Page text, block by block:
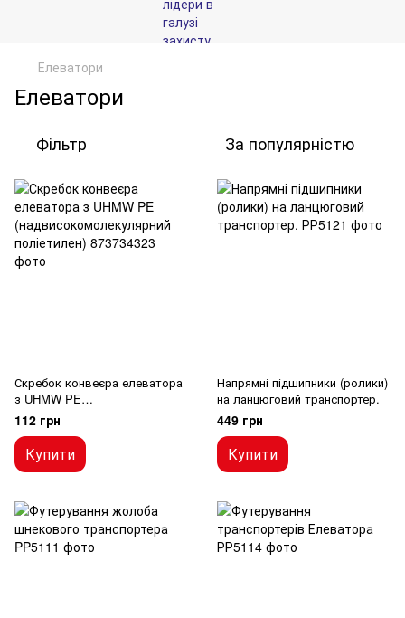
Елеватори
Елеватори
Фільтр За популярністю
Скребок конвеєра елеватора
з UHMW PE
(надвисокомолекулярний
поліетилен)
112 грн
Купити
Напрямні підшипники (ролики)
на ланцюговий транспортер.
449 грн
Купити